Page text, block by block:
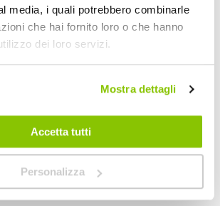
media, i quali potrebbero combinarle
che hai fornito loro o che hanno
dei loro servizi.
Mostra dettagli
Accetta tutti
Personalizza
MR&MRS FRAGRANCE
Nero opaco/pelle
9,90 €